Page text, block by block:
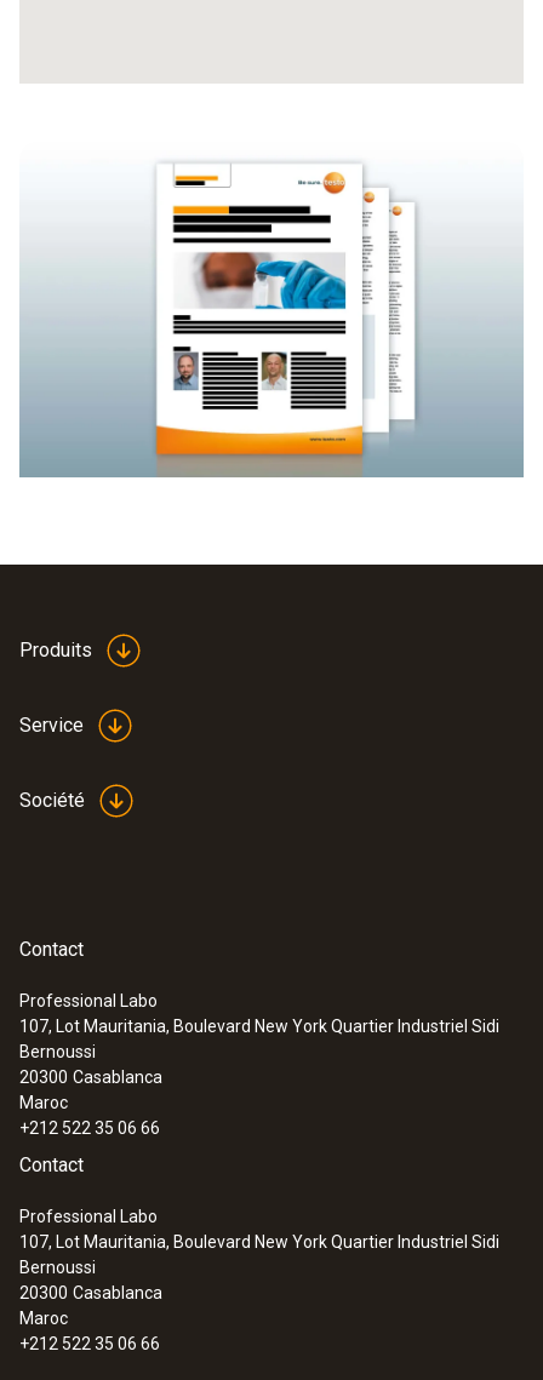
Produits
Service
Société
Contact
Professional Labo
107, Lot Mauritania, Boulevard New York Quartier Industriel Sidi
Bernoussi
20300 Casablanca
Maroc
+212 522 35 06 66
Contact
Professional Labo
107, Lot Mauritania, Boulevard New York Quartier Industriel Sidi
Bernoussi
20300 Casablanca
Maroc
+212 522 35 06 66